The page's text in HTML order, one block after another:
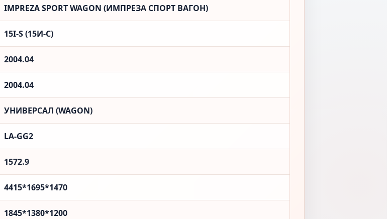
IMPREZA SPORT WAGON (ИМПРЕЗА СПОРТ ВАГОН)
15I-S (15И-С)
2004.04
2004.04
УНИВЕРСАЛ (WAGON)
LA-GG2
1572.9
4415*1695*1470
1845*1380*1200